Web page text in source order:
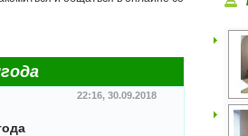
22:16, 30.09.2018